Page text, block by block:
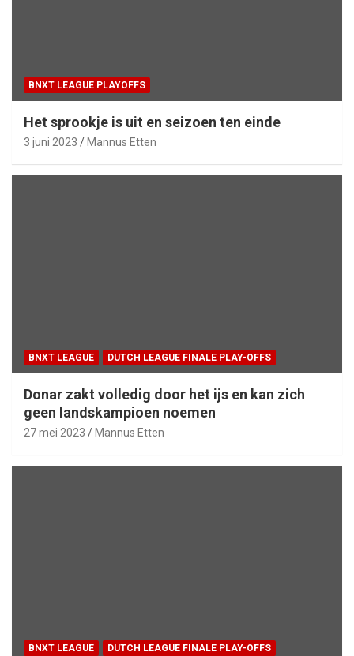
BNXT LEAGUE PLAYOFFS
Het sprookje is uit en seizoen ten einde
3 juni 2023 Mannus Etten
BNXT LEAGUE DUTCH LEAGUE FINALE PLAY-OFFS
Donar zakt volledig door het ijs en kan zich
geen landskampioen noemen
27 mei 2023 Mannus Etten
BNXT LEAGUE DUTCH LEAGUE FINALE PLAY-OFFS